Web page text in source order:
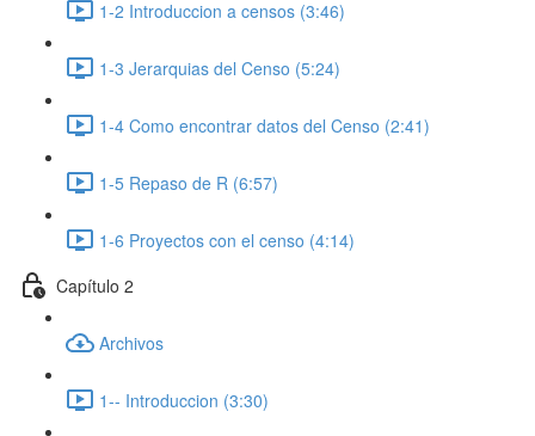
1-2 Introduccion a censos (3:46)
1-3 Jerarquias del Censo (5:24)
1-4 Como encontrar datos del Censo (2:41)
1-5 Repaso de R (6:57)
1-6 Proyectos con el censo (4:14)
Capítulo 2
Archivos
1-- Introduccion (3:30)